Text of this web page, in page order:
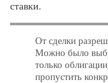
ставки.
От сделки
Можно было
только
пропустить